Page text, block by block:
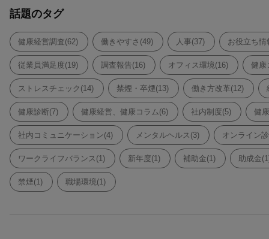
話題のタグ
健康経営調査(62) 働きやすさ(49) 人事(37) お役立ち情
従業員満足度(19) 調査報告(16) オフィス環境(16) 健康
ストレスチェック(14) 禁煙・卒煙(13) 働き方改革(12)
健康診断(7) 健康経営、健康コラム(6) 社内制度(5) 健
社内コミュニケーション(4) メンタルヘルス(3) オンライン
ワークライフバランス(1) 新年度(1) 補助金(1) 助成金
禁煙(1) 職場環境(1)